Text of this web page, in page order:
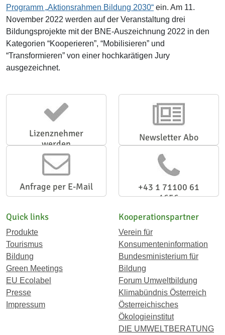
Programm „Aktionsrahmen Bildung 2030“ ein. Am 11.
November 2022 werden auf der Veranstaltung drei
Bildungsprojekte mit der BNE-Auszeichnung 2022 in den
Kategorien “Kooperieren”, “Mobilisieren” und
“Transformieren” von einer hochkarätigen Jury
ausgezeichnet.
Lizenznehmer
werden
Newsletter Abo
Anfrage per E-Mail
+43 1 71100 61
1656
Quick links
Produkte
Tourismus
Bildung
Green Meetings
EU Ecolabel
Presse
Impressum
Kooperationspartner
Verein für
Konsumenteninformation
Bundesministerium für
Bildung
Forum Umweltbildung
Klimabündnis Österreich
Österreichisches
Ökologieinstitut
DIE UMWELTBERATUNG